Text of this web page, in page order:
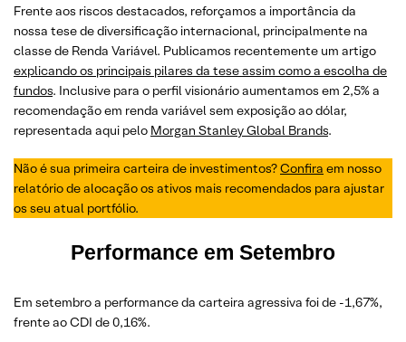
Frente aos riscos destacados, reforçamos a importância da
nossa tese de diversificação internacional, principalmente na
classe de Renda Variável. Publicamos recentemente um artigo
explicando os principais pilares da tese assim como a escolha de
fundos. Inclusive para o perfil visionário aumentamos em 2,5% a
recomendação em renda variável sem exposição ao dólar,
representada aqui pelo Morgan Stanley Global Brands.
Não é sua primeira carteira de investimentos?Confira em nosso
relatório de alocação os ativos mais recomendados para ajustar
os seu atual portfólio.
Performance em Setembro
Em setembro a performance da carteira agressiva foi de -1,67%,
frente ao CDI de 0,16%.